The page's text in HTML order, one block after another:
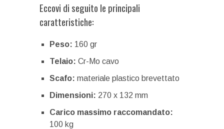
Eccovi di seguito le principali
caratteristiche:
Peso: 160 gr
Telaio: Cr-Mo cavo
Scafo: materiale plastico brevettato
Dimensioni: 270 x 132 mm
Carico massimo raccomandato:
100 kg